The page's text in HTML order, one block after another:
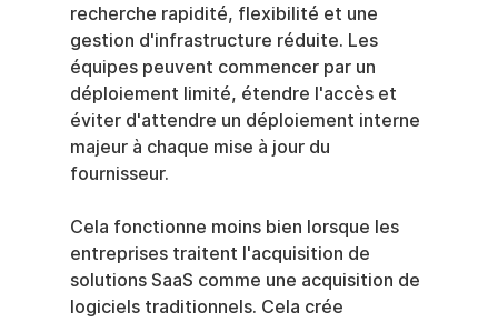
recherche rapidité, flexibilité et une
gestion d'infrastructure réduite. Les
équipes peuvent commencer par un
déploiement limité, étendre l'accès et
éviter d'attendre un déploiement interne
majeur à chaque mise à jour du
fournisseur.
Cela fonctionne moins bien lorsque les
entreprises traitent l'acquisition de
solutions SaaS comme une acquisition de
logiciels traditionnels. Cela crée